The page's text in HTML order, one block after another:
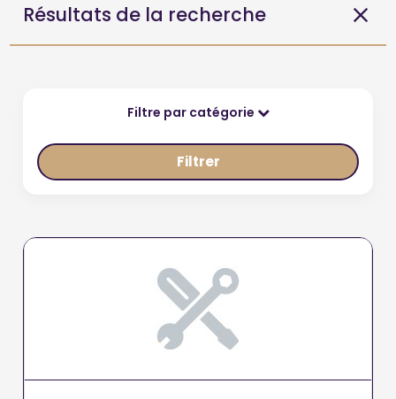
Résultats de la recherche
Filtre par catégorie
Filtrer